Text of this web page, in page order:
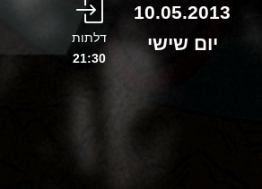
10.05.2013
יום שישי
דלתות
21:30